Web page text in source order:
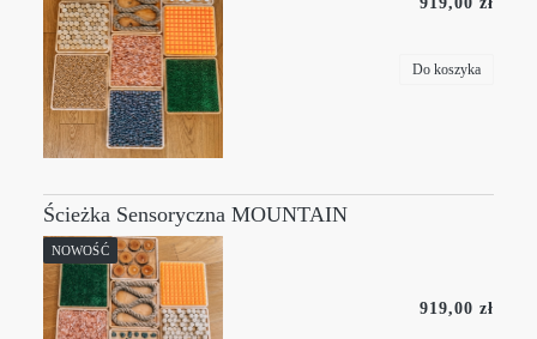
Do koszyka
Ścieżka Sensoryczna MOUNTAIN
919,00 zł
NOWOŚĆ